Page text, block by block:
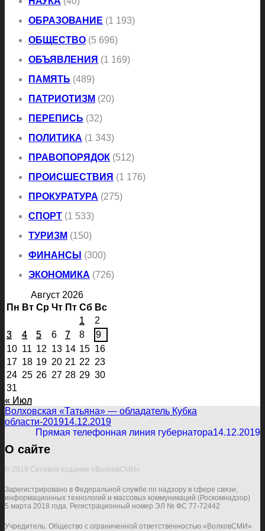
ОБРАЗОВАНИЕ (1 193)
ОБЩЕСТВО (5 696)
ОБЪЯВЛЕНИЯ (1 169)
ПАМЯТЬ (489)
ПАТРИОТИЗМ (20)
ПЕРЕПИСЬ (32)
ПОЛИТИКА (1 343)
ПРАВОПОРЯДОК (512)
ПРОИСШЕСТВИЯ (1 176)
ПРОКУРАТУРА (275)
СПОРТ (1 533)
ТУРИЗМ (150)
ФИНАНСЫ (300)
ЭКОНОМИКА (726)
Август 2026
Пн Вт Ср Чт Пт Сб Вс
1
2
3
4 5 6 7 8
9
10 11 12 13 14 15 16
17 18 19 20 21 22 23
24 25 26 27 28 29 30
31
« Июл
Волховская «Татьяна» — обладатель Кубка
области-201914.12.2019
Прямая телефонная линия губернатора14.12.2019
О сайте
© 2018 Сетевое издание «ВолховСМИ»
Зарегистрировано в Федеральной службе по надзору в сфере связи,
информационных технологий и массовых коммуникаций (Роскомнадзор)
5 марта 2018 года. Регистрационный номер ЭЛ № ФС 77-72442
Учредитель: Общество с ограниченной ответственностью «ВолховСМИ»